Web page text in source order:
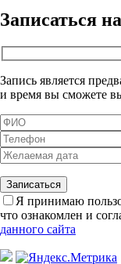
Записаться
Запись является
и время вы сможете
Я принимаю
что ознакомлен и
данного сайта